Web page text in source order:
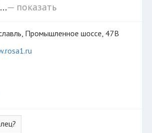
— показать
Промышленное шоссе, 47В